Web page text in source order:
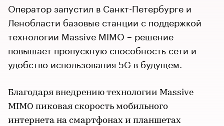
Оператор запустил в Санкт-Петербурге и
Ленобласти базовые станции с поддержкой
технологии Massive MIMO – решение
повышает пропускную способность сети и
удобство использования 5G в будущем.
Благодаря внедрению технологии Massive
MIMO пиковая скорость мобильного
интернета на смартфонах и планшетах